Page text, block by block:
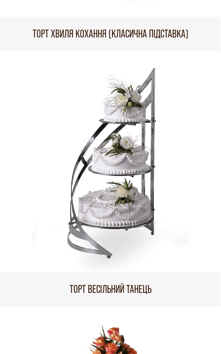
ТОРТ ХВИЛЯ КОХАННЯ (КЛАСИЧНА ПІДСТАВКА)
ТОРТ ВЕСІЛЬНИЙ ТАНЕЦЬ